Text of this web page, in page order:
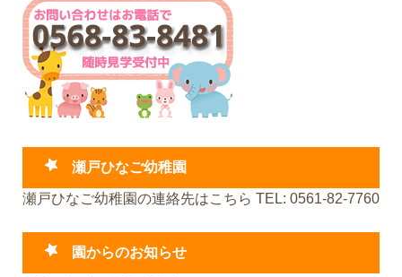
瀬戸ひなご幼稚園
瀬戸ひなご幼稚園の連絡先はこちら TEL: 0561-82-7760
園からのお知らせ